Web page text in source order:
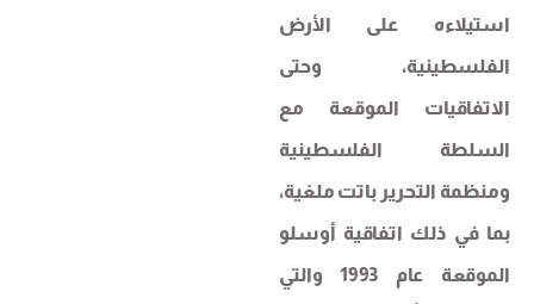
استيلاءه على الأرض
الفلسطينية، وحتى
الاتفاقيات الموقعة مع
السلطة الفلسطينية
ومنظمة التحرير باتت ملغية،
بما في ذلك اتفاقية أوسلو
الموقعة عام 1993 والتي